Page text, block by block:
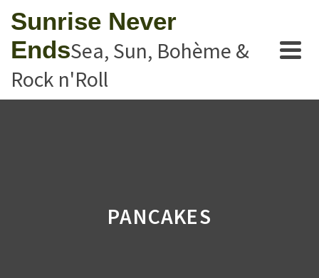
Sunrise Never
EndsSea, Sun, Bohème &
Rock n'Roll
PANCAKES